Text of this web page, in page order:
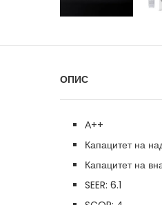
ОПИС
А++
Капацитет на
Капацитет на
SEER: 6.1